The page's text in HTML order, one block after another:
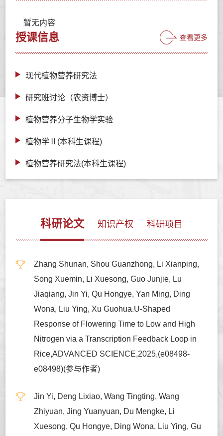
暂无内容
授课信息 查看更多
现代植物营养研究法
研究班讨论（农资博士）
植物营养分子生物学实验
植物学Ⅱ(本科生课程)
植物营养研究法(本科生课程)
科研论文 知识产权 科研项目
Zhang Shunan, Shou Guanzhong, Li Xianping,
Song Xuemin, Li Xuesong, Guo Junjie, Lu
Jiaqiang, Jin Yi, Qu Hongye, Yan Ming, Ding
Wona, Liu Ying, Xu Guohua.U-Shaped
Response of Flowering Time to Low and High
Nitrogen via a Transcription Feedback Loop in
Rice,ADVANCED SCIENCE,2025,(e08498-
e08498)(参与作者)
Jin Yi, Deng Lixiao, Wang Tingting, Wang
Zhiyuan, Jing Yuanyuan, Du Mengke, Li
Xuesong, Qu Hongye, Ding Wona, Liu Ying, Gu